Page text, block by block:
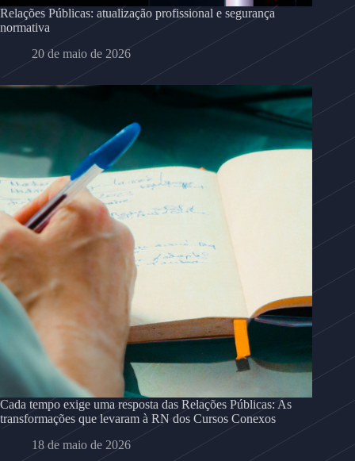
Relações Públicas: atualização profissional e segurança
normativa
20 de maio de 2026
Cada tempo exige uma resposta das Relações Públicas: As
transformações que levaram à RN dos Cursos Conexos
18 de maio de 2026